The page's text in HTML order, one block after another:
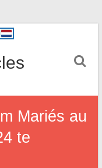
Mariés au
te